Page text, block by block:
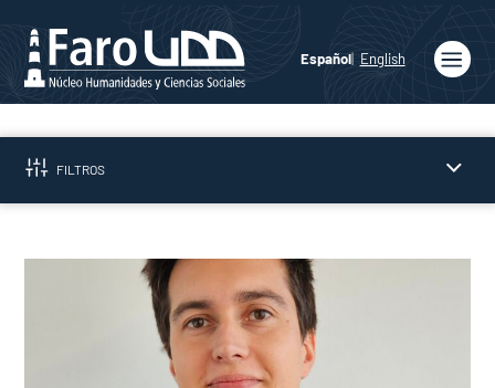
Español English
Quiénes
somosFILTROS